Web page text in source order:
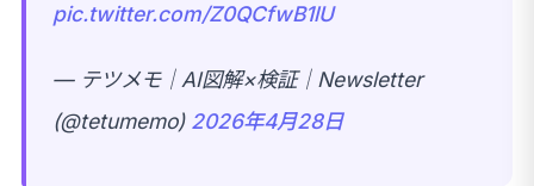
pic.twitter.com/Z0QCfwB1lU
— テツメモ｜AI図解×検証｜Newsletter
(@tetumemo) 2026年4月28日